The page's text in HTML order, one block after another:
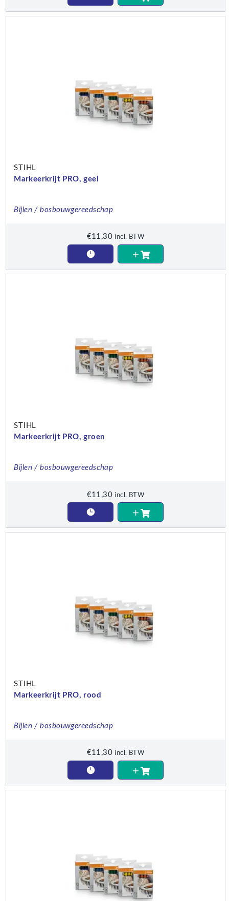
STIHL
Markeerkrijt PRO, geel
Bijlen / bosbouwgereedschap
€11,30 incl. BTW
STIHL
Markeerkrijt PRO, groen
Bijlen / bosbouwgereedschap
€11,30 incl. BTW
STIHL
Markeerkrijt PRO, rood
Bijlen / bosbouwgereedschap
€11,30 incl. BTW